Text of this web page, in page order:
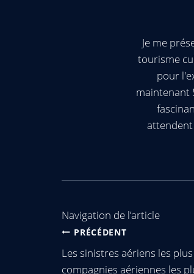
Je me
tourisme
pour
maintenant
Navigation de l’article
PRÉCÉDENT
Les sinistres aériens les
compagnies aériennes les